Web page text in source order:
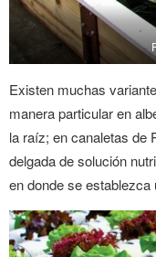
Existen muchas
manera particular en
la raíz; en canaletas de
delgada de solución
en donde se establezca